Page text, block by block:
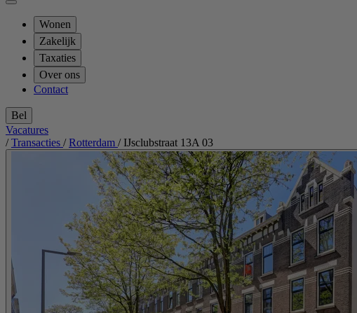
Wonen
Zakelijk
Taxaties
Over ons
Contact
Bel
Vacatures
/ Transacties / Rotterdam / IJsclubstraat 13A 03